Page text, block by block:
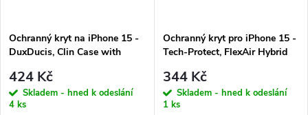
Ochranný kryt na iPhone 15 -
DuxDucis, Clin Case with
424 Kč
Skladem - hned k odeslání
4 ks
Ochranný kryt pro iPhone 15 -
Tech-Protect, FlexAir Hybrid
344 Kč
Skladem - hned k odeslání
1 ks